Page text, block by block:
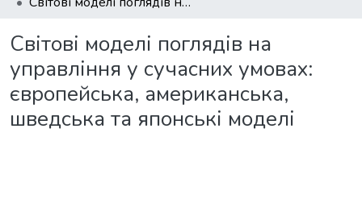
Світові моделі поглядів на
управління у сучасних умовах:
європейська, американська,
шведська та японські моделі